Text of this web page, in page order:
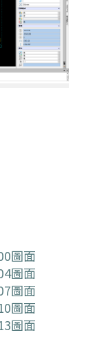
圖面
圖面
圖面
圖面
圖面